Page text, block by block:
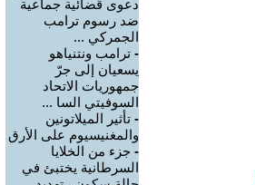
دعوى قضائية جماعية
ضد رسوم ترامب
الجمركي ...
- ترامب ونتنياهو
يسعيان إلى جرّ
جمهوريات الاتحاد
السوفيتي السا ...
- تأثير الميلاتونين
والمغنيسيوم على الأرق
- جزء من الخلايا
السرطانية يختبئ في